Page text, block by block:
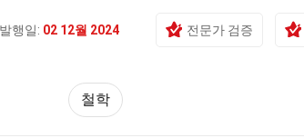
발행일: 02 12월 2024 전문가 검증
철학